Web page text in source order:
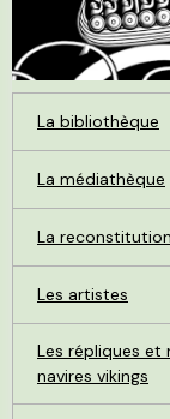
La bibliothèque
La médiathèque
La
Les artistes
Les répliques
navires vikings